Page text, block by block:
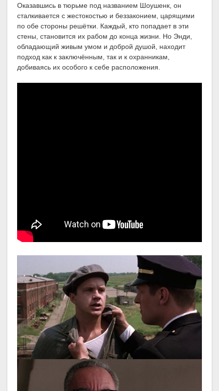
Оказавшись в тюрьме под названием Шоушенк, он
сталкивается с жестокостью и беззаконием, царящими
по обе стороны решётки. Каждый, кто попадает в эти
стены, становится их рабом до конца жизни. Но Энди,
обладающий живым умом и доброй душой, находит
подход как к заключённым, так и к охранникам,
добиваясь их особого к себе расположения.